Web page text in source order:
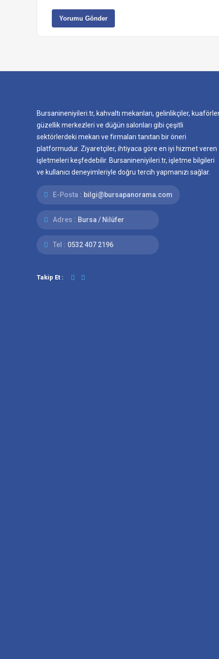
Yorumu Gönder
Bursanineniyileri.tr, kahvaltı mekanları, gelinlikçiler,
güzellik merkezleri ve düğün salonları gibi çeşitli
sektörlerdeki mekan ve firmaları tanıtan bir öneri
platformudur. Ziyaretçiler, ihtiyaca göre en iyi hizmet veren
işletmeleri keşfedebilir. Bursanineniyileri.tr, işletme bilgileri
ve kullanıcı deneyimleriyle doğru tercih yapmanızı sağlar.
E-Posta : bilgi@bursapanorama.com
Adres : Bursa / Nilüfer
Tel : 0532 407 2196
Takip Et :